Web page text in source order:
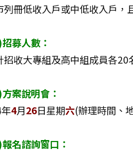
列冊低收入戶或中低收入戶，
募人數：
招收大專組及高中組成員各20
案說明會：
4月26日星期六(辦理時間、
名諮詢窗口：